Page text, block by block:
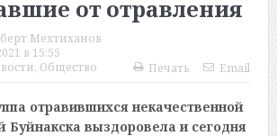
от отравления
Мехтиханов
в 15:55
, Общество Печать Email
отравившихся некачественной
Буйнакска выздоровела и сегодня